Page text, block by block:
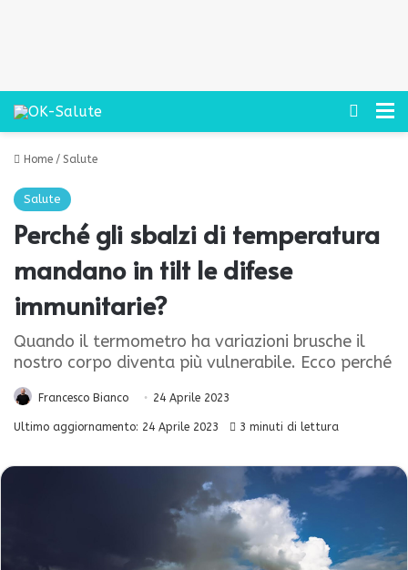
Cerca
Home / Salute
Salute
Perché gli sbalzi di temperatura
mandano in tilt le difese
immunitarie?
Quando il termometro ha variazioni brusche il
nostro corpo diventa più vulnerabile. Ecco perché
Francesco Bianco 24 Aprile 2023
Ultimo aggiornamento: 24 Aprile 2023 3 minuti di lettura